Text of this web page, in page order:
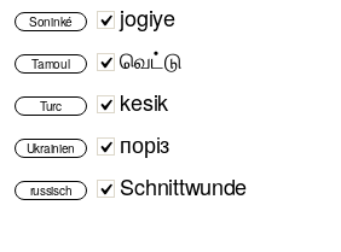
Soninké jogiye
Tamoul வெட்டு
Turc kesik
Ukrainien поріз
russisch Schnittwunde